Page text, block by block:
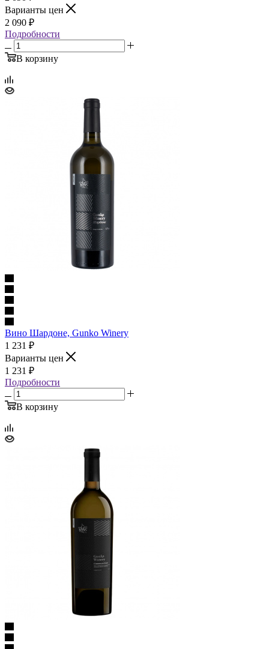
Варианты цен
2 090 ₽
Подробности
В корзину
Вино Шардоне, Gunko Winery
1 231 ₽
Варианты цен
1 231 ₽
Подробности
В корзину